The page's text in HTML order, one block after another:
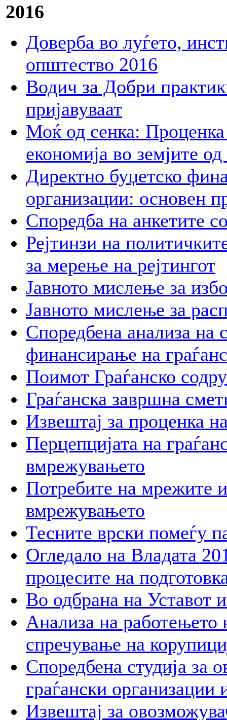
2016
Доверба во луѓето,
општество 2016
Водич за Добри
пријавуваат
Моќ од сенка: Проценка
економија во земјите
Директно буџетско
организации: основен
Споредба на анкетите
Рејтинзи на
за мерење на рејтингот
Јавното мислење за
Јавното мислење за
Споредбена анализа на
финансирање на
Поимот Граѓанско
Граѓанска завршна
Извештај за проценка
Перцепцијата на
вмрежувањето
Потребите на мрежите
вмрежувањето
Тесните врски помеѓу
Огледало на Владата
процесите на
Во одбрана на Уставот
Анализа на работењето
спречување на
Споредбена студија за
граѓански организации
Извештај за